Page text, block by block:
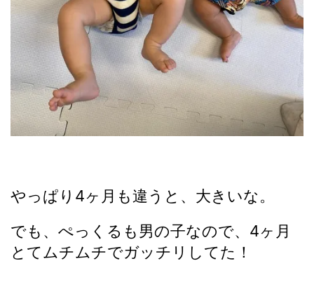
やっぱり4ヶ月も違うと、大きいな。
でも、ぺっくるも男の子なので、4ヶ月
とてムチムチでガッチリしてた！